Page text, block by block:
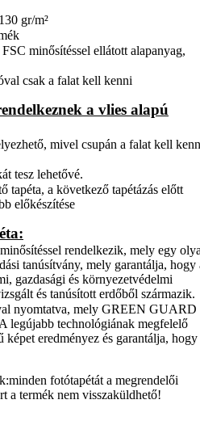
gr/m²
minősítéssel ellátott alapanyag,
csak a falat kell kenni
a vlies alapú
mivel csupán a falat kell
tesz lehetővé.
tapéta, a következő tapétázás előtt
előkészítése
rendelkezik, mely egy
tanúsítvány, mely garantálja, hogy
gazdasági és környezetvédelmi
és tanúsított erdőből származik.
nyomtatva, mely GREEN GUARD
legújabb technológiának megfelelő
eredményez és garantálja, hogy
fotótapétát a megrendelői
a termék nem visszaküldhető!